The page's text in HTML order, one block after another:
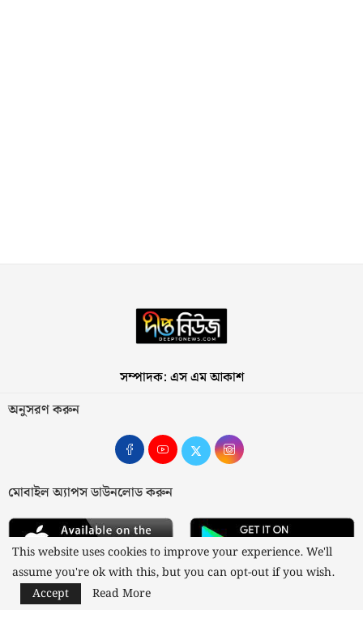
সম্পাদক: এস এম আকাশ
অনুসরণ করুন
মোবাইল অ্যাপস ডাউনলোড করুন
This website uses cookies to improve your experience. We'll
assume you're ok with this, but you can opt-out if you wish.
Accept
Read More